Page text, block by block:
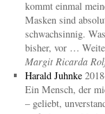
kommt einmal
Masken sind
schwachsinnig.
bisher, vor …
Margit Ricarda
Harald Juhnke
Ein Mensch, der
– geliebt,